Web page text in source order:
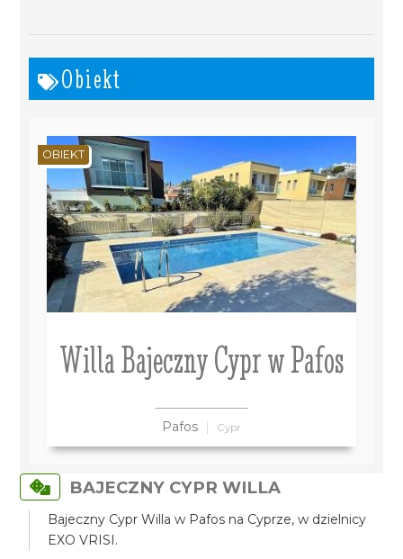
Obiekt
Willa Bajeczny Cypr w Pafos
Pafos Cypr
OBIEKT
BAJECZNY CYPR WILLA
Bajeczny Cypr Willa w Pafos na Cyprze, w dzielnicy
EXO VRISI.